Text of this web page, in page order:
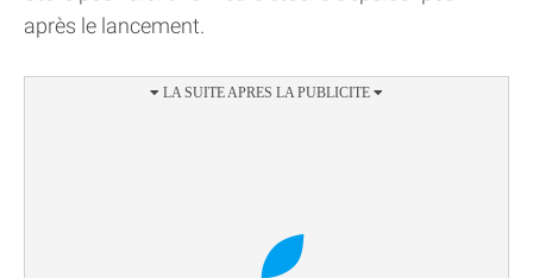
après le lancement.